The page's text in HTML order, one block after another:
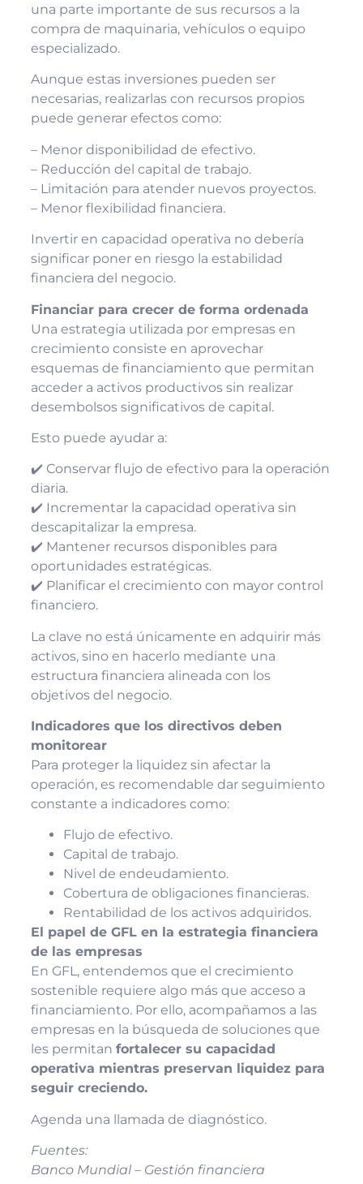
una parte importante de sus recursos a la
compra de maquinaria, vehículos o equipo
especializado.
Aunque estas inversiones pueden ser
necesarias, realizarlas con recursos propios
puede generar efectos como:
– Menor disponibilidad de efectivo.
– Reducción del capital de trabajo.
– Limitación para atender nuevos proyectos.
– Menor flexibilidad financiera.
Invertir en capacidad operativa no debería
significar poner en riesgo la estabilidad
financiera del negocio.
Financiar para crecer de forma ordenada
Una estrategia utilizada por empresas en
crecimiento consiste en aprovechar
esquemas de financiamiento que permitan
acceder a activos productivos sin realizar
desembolsos significativos de capital.
Esto puede ayudar a:
✔️ Conservar flujo de efectivo para la operación
diaria.
✔️ Incrementar la capacidad operativa sin
descapitalizar la empresa.
✔️ Mantener recursos disponibles para
oportunidades estratégicas.
✔️ Planificar el crecimiento con mayor control
financiero.
La clave no está únicamente en adquirir más
activos, sino en hacerlo mediante una
estructura financiera alineada con los
objetivos del negocio.
Indicadores que los directivos deben
monitorear
Para proteger la liquidez sin afectar la
operación, es recomendable dar seguimiento
constante a indicadores como:
Flujo de efectivo.
Capital de trabajo.
Nivel de endeudamiento.
Cobertura de obligaciones financieras.
Rentabilidad de los activos adquiridos.
El papel de GFL en la estrategia financiera
de las empresas
En GFL, entendemos que el crecimiento
sostenible requiere algo más que acceso a
financiamiento. Por ello, acompañamos a las
empresas en la búsqueda de soluciones que
les permitan fortalecer su capacidad
operativa mientras preservan liquidez para
seguir creciendo.
Agenda una llamada de diagnóstico.
Fuentes:
Banco Mundial – Gestión financiera